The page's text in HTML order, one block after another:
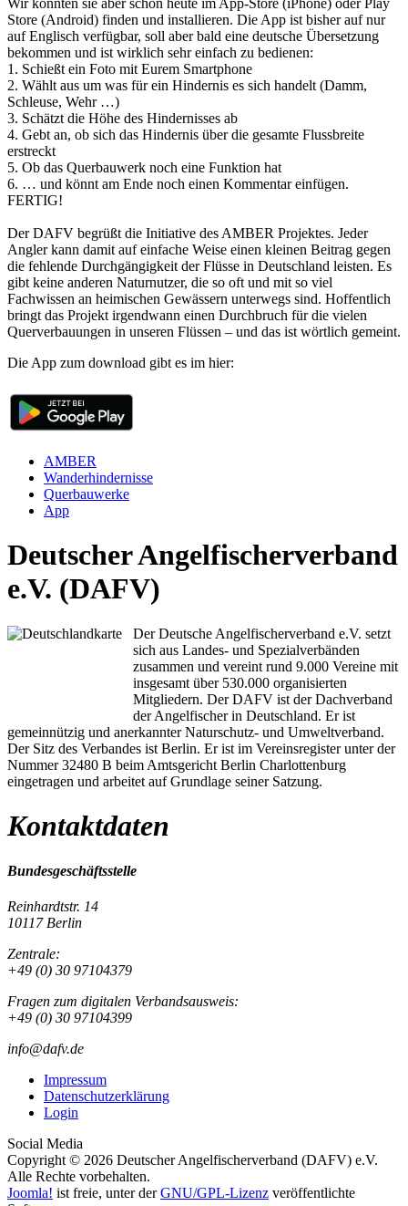
Store (Android) finden und installieren. Die App ist bisher auf nur
auf Englisch verfügbar, soll aber bald eine deutsche Übersetzung
bekommen und ist wirklich sehr einfach zu bedienen:
1. Schießt ein Foto mit Eurem Smartphone
2. Wählt aus um was für ein Hindernis es sich handelt (Damm,
Schleuse, Wehr …)
3. Schätzt die Höhe des Hindernisses ab
4. Gebt an, ob sich das Hindernis über die gesamte Flussbreite
erstreckt
5. Ob das Querbauwerk noch eine Funktion hat
6. … und könnt am Ende noch einen Kommentar einfügen.
FERTIG!
Der DAFV begrüßt die Initiative des AMBER Projektes. Jeder
Angler kann damit auf einfache Weise einen kleinen Beitrag gegen
die fehlende Durchgängigkeit der Flüsse in Deutschland leisten. Es
gibt keine anderen Naturnutzer, die so oft und mit so viel
Fachwissen an heimischen Gewässern unterwegs sind. Hoffentlich
bringt das Projekt irgendwann einen Durchbruch für die vielen
Querverbauungen in unseren Flüssen – und das ist wörtlich gemeint.
Die App zum download gibt es im hier:
AMBER
Wanderhindernisse
Querbauwerke
App
Deutscher Angelfischerverband
e.V. (DAFV)
Der Deutsche Angelfischerverband e.V. setzt
sich aus Landes- und Spezialverbänden
zusammen und vereint rund 9.000 Vereine mit
insgesamt über 530.000 organisierten
Mitgliedern. Der DAFV ist der Dachverband
der Angelfischer in Deutschland. Er ist
gemeinnützig und anerkannter Naturschutz- und Umweltverband.
Der Sitz des Verbandes ist Berlin. Er ist im Vereinsregister unter der
Nummer 32480 B beim Amtsgericht Berlin Charlottenburg
eingetragen und arbeitet auf Grundlage seiner Satzung.
Kontaktdaten
Bundesgeschäftsstelle
Reinhardtstr. 14
10117 Berlin
Zentrale:
+49 (0) 30 97104379
Fragen zum digitalen Verbandsausweis:
+49 (0) 30 97104399
info@dafv.de
Impressum
Datenschutzerklärung
Login
Social Media
Copyright © 2026 Deutscher Angelfischerverband (DAFV) e.V.
Alle Rechte vorbehalten.
Joomla! ist freie, unter derGNU/GPL-Lizenz veröffentlichte